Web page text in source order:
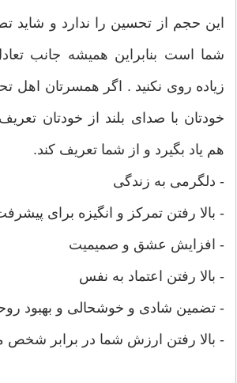
این حجم از تحسین را ندارد و شاید
شما است بنابراین همیشه جانب
زیاده روی نکنید . اگر همسرتان اهل
خودتان با صدای بلند از خودتان
هم یاد بگیرد و از شما تعریف کند.
- دلگرمی به زندگی
- بالا رفتن تمرکز و انگیزه برای
- افزایش عشق و صمیمیت
- بالا رفتن اعتماد به نفس
- تضمین شادی و خوشحالی و بهبود
- بالا رفتن ارزش شما در برابر شخص